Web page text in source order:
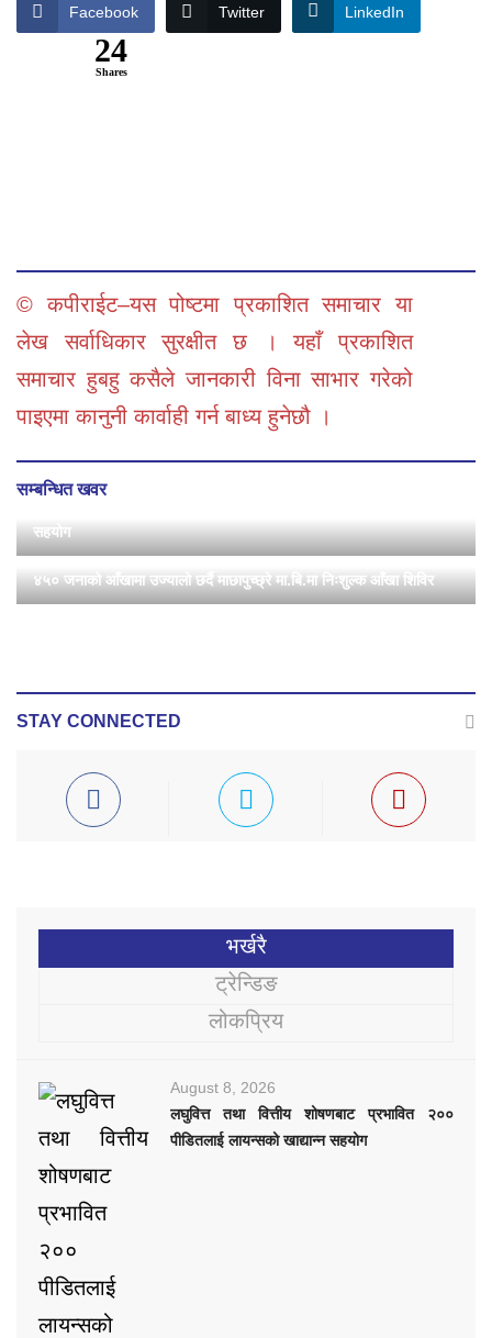
Facebook Twitter LinkedIn
24
Shares
© कपीराईट–यस पोष्टमा प्रकाशित समाचार या
लेख सर्वाधिकार सुरक्षीत छ । यहाँ प्रकाशित
समाचार हुबहु कसैले जानकारी विना साभार गरेको
पाइएमा कानुनी कार्वाही गर्न बाध्य हुनेछौ ।
सम्बन्धित खवर
सहयोग
४५० जनाको आँखामा उज्यालो छर्दै माछापुच्छ्रे मा.बि.मा निःशुल्क आँखा शिविर
STAY CONNECTED
भर्खरै
ट्रेन्डिङ
लोकप्रिय
August 8, 2026
लघुवित्त तथा वित्तीय शोषणबाट प्रभावित २००
पीडितलाई लायन्सको खाद्यान्न सहयोग